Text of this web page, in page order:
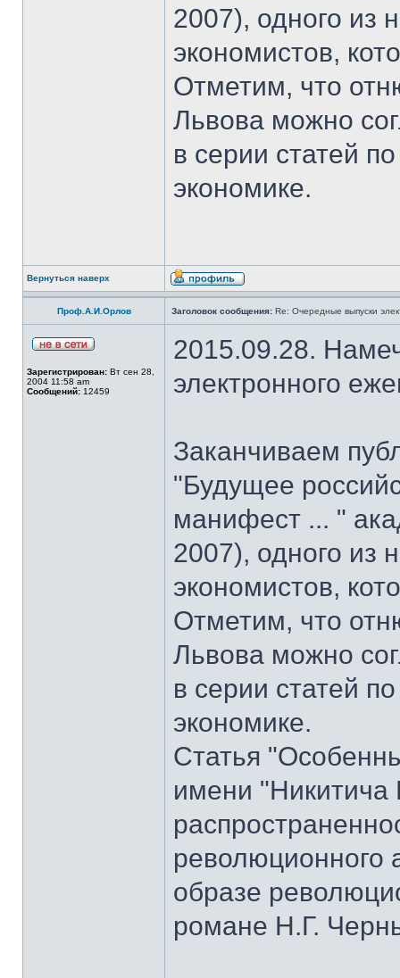
2007), одного из
экономистов,
Отметим, что
Львова можно
в серии статей
экономике.
Вернуться наверх
Проф.А.И.Орлов Заголовок сообщения: Re: Очередные выпуски
Зарегистрирован: Вт сен 28,
2004 11:58 am
Сообщений: 12459
2015.09.28.
электронного
Заканчиваем
"Будущее
манифест ... "
2007), одного из
экономистов,
Отметим, что
Львова можно
в серии статей
экономике.
Статья
имени "Никитича
революционного
образе
романе Н.Г.